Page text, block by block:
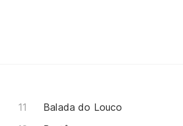
Balada do Louco